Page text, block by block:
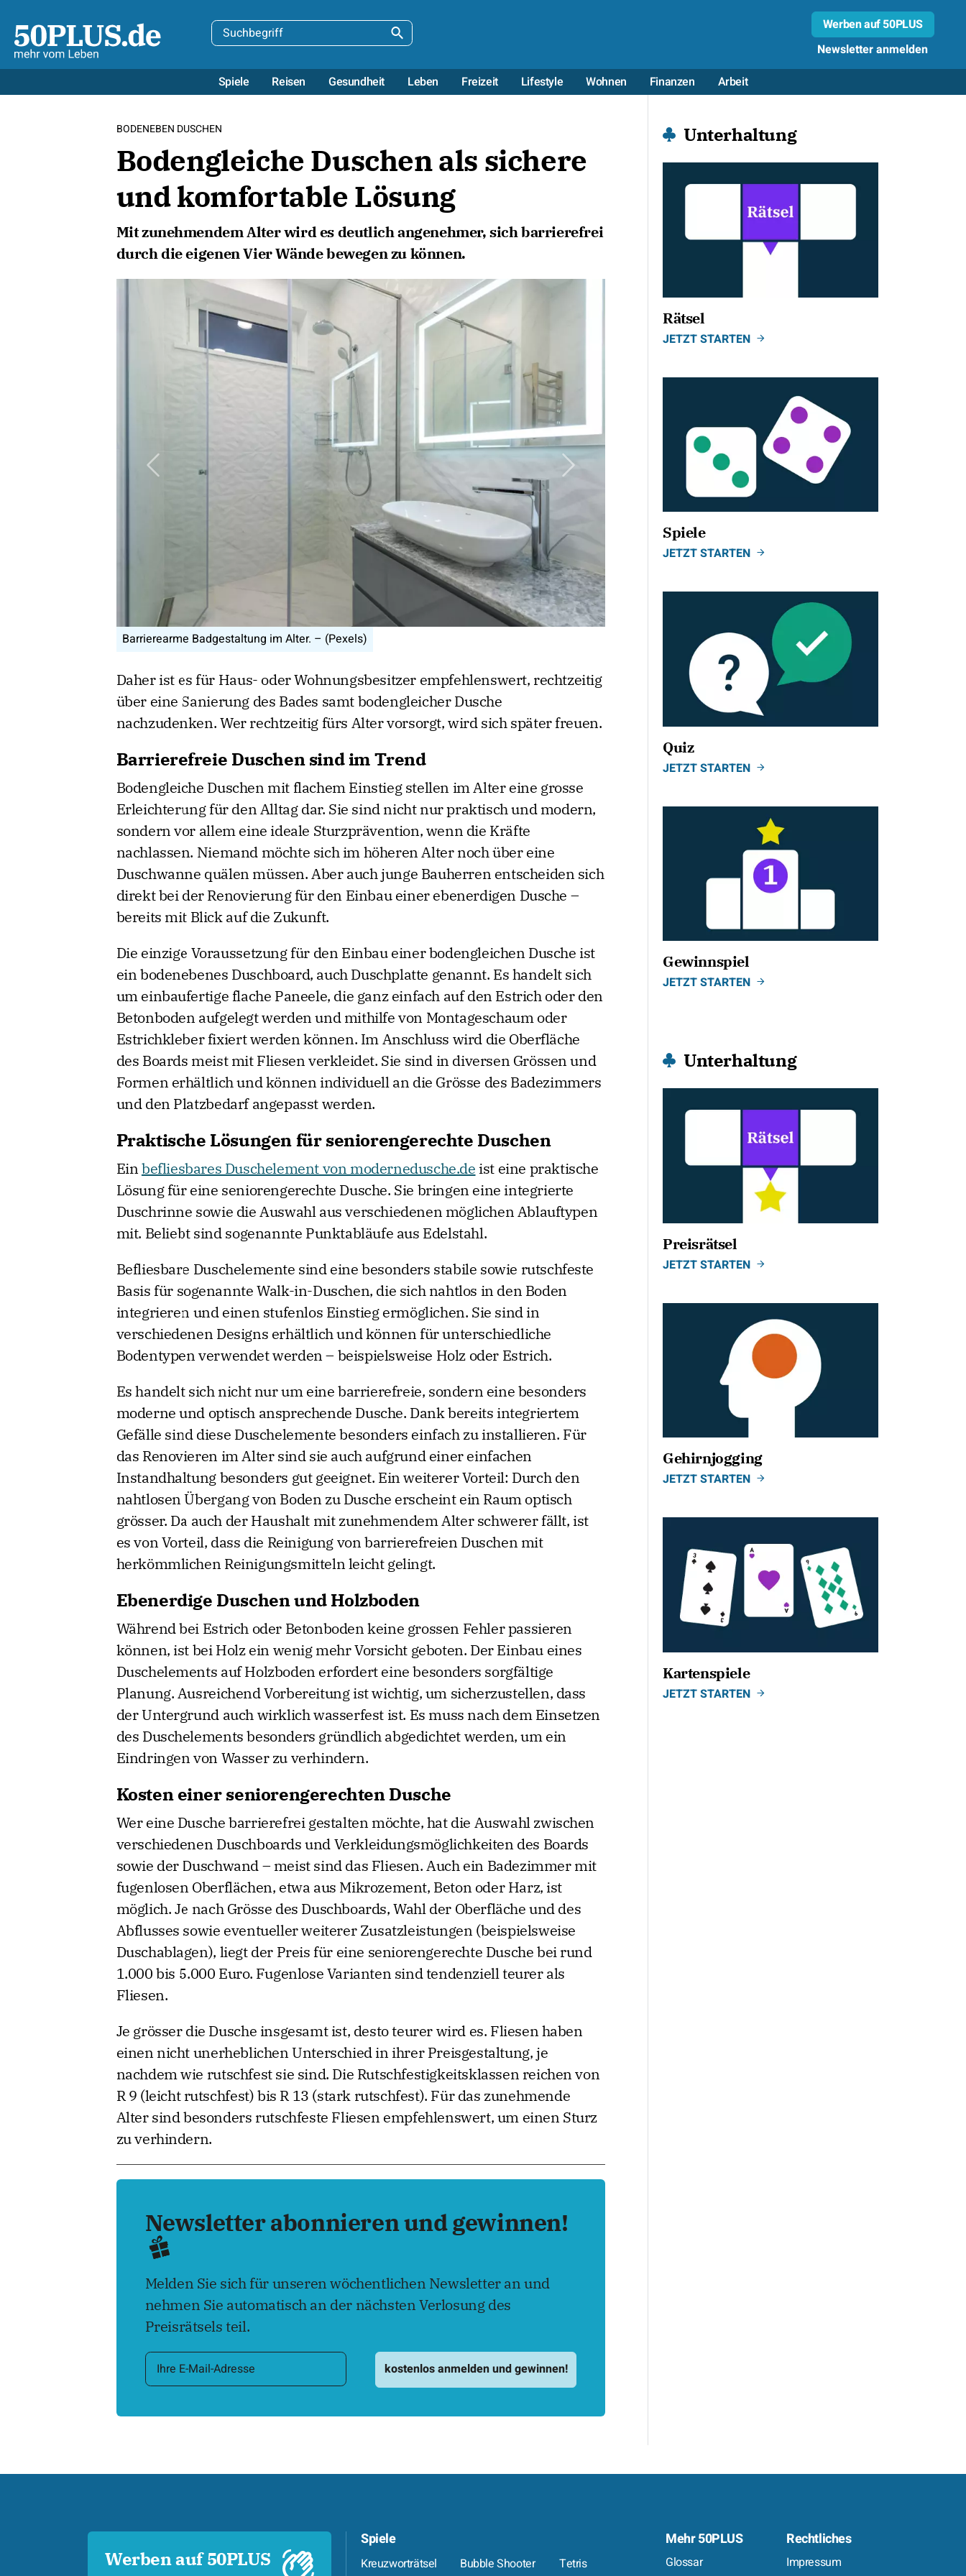
Werben auf 50PLUS
Newsletter anmelden
Spiele
Reisen Gesundheit Leben Freizeit Lifestyle Wohnen Finanzen Arbeit
BODENEBEN DUSCHEN
Bodengleiche Duschen als sichere
und komfortable Lösung
Mit zunehmendem Alter wird es deutlich angenehmer, sich barrierefrei
durch die eigenen Vier Wände bewegen zu können.
Barrierearme Badgestaltung im Alter. – (Pixabay)
Vorheriges Bild Nächstes Bild
Daher ist es für Haus- oder Wohnungsbesitzer empfehlenswert, rechtzeitig
über eine Sanierung des Bades samt bodengleicher Dusche
nachzudenken. Wer rechtzeitig fürs Alter vorsorgt, wird sich später freuen.
Barrierefreie Duschen sind im Trend
Bodengleiche Duschen mit flachem Einstieg stellen im Alter eine grosse
Erleichterung für den Alltag dar. Sie sind nicht nur praktisch und modern,
sondern vor allem eine ideale Sturzprävention, wenn die Kräfte
nachlassen. Niemand möchte sich im höheren Alter noch über eine
Duschwanne quälen müssen. Aber auch junge Bauherren entscheiden sich
direkt bei der Renovierung für den Einbau einer ebenerdigen Dusche –
bereits mit Blick auf die Zukunft.
Die einzige Voraussetzung für den Einbau einer bodengleichen Dusche ist
ein bodenebenes Duschboard, auch Duschplatte genannt. Es handelt sich
um einbaufertige flache Paneele, die ganz einfach auf den Estrich oder den
Betonboden aufgelegt werden und mithilfe von Montageschaum oder
Estrichkleber fixiert werden können. Im Anschluss wird die Oberfläche
des Boards meist mit Fliesen verkleidet. Sie sind in diversen Grössen und
Formen erhältlich und können individuell an die Grösse des Badezimmers
und den Platzbedarf angepasst werden.
Praktische Lösungen für seniorengerechte Duschen
Einbefliesbares Duschelement von modernedusche.de ist eine praktische
Lösung für eine seniorengerechte Dusche. Sie bringen eine integrierte
Duschrinne sowie die Auswahl aus verschiedenen möglichen Ablauftypen
mit. Beliebt sind sogenannte Punktabläufe aus Edelstahl.
Befliesbare Duschelemente sind eine besonders stabile sowie rutschfeste
Basis für sogenannte Walk-in-Duschen, die sich nahtlos in den Boden
integrieren und einen stufenlos Einstieg ermöglichen. Sie sind in
verschiedenen Designs erhältlich und können für unterschiedliche
Bodentypen verwendet werden – beispielsweise Holz oder Estrich.
Es handelt sich nicht nur um eine barrierefreie, sondern eine besonders
moderne und optisch ansprechende Dusche. Dank bereits integriertem
Gefälle sind diese Duschelemente besonders einfach zu installieren. Für
das Renovieren im Alter sind sie auch aufgrund einer einfachen
Instandhaltung besonders gut geeignet. Ein weiterer Vorteil: Durch den
nahtlosen Übergang von Boden zu Dusche erscheint ein Raum optisch
grösser. Da auch der Haushalt mit zunehmendem Alter schwerer fällt, ist
es von Vorteil, dass die Reinigung von barrierefreien Duschen mit
herkömmlichen Reinigungsmitteln leicht gelingt.
Ebenerdige Duschen und Holzboden
Während bei Estrich oder Betonboden keine grossen Fehler passieren
können, ist bei Holz ein wenig mehr Vorsicht geboten. Der Einbau eines
Duschelements auf Holzboden erfordert eine besonders sorgfältige
Planung. Ausreichend Vorbereitung ist wichtig, um sicherzustellen, dass
der Untergrund auch wirklich wasserfest ist. Es muss nach dem Einsetzen
des Duschelements besonders gründlich abgedichtet werden, um ein
Eindringen von Wasser zu verhindern.
Kosten einer seniorengerechten Dusche
Wer eine Dusche barrierefrei gestalten möchte, hat die Auswahl zwischen
verschiedenen Duschboards und Verkleidungsmöglichkeiten des Boards
sowie der Duschwand – meist sind das Fliesen. Auch ein Badezimmer mit
fugenlosen Oberflächen, etwa aus Mikrozement, Beton oder Harz, ist
möglich. Je nach Grösse des Duschboards, Wahl der Oberfläche und des
Abflusses sowie eventueller weiterer Zusatzleistungen (beispielsweise
Duschablagen), liegt der Preis für eine seniorengerechte Dusche bei rund
1.000 bis 5.000 Euro. Fugenlose Varianten sind tendenziell teurer als
Fliesen.
Je grösser die Dusche insgesamt ist, desto teurer wird es. Fliesen haben
einen nicht unerheblichen Unterschied in ihrer Preisgestaltung, je
nachdem wie rutschfest sie sind. Die Rutschfestigkeitsklassen reichen von
R 9 (leicht rutschfest) bis R 13 (stark rutschfest). Für das zunehmende
Alter sind besonders rutschfeste Fliesen empfehlenswert, um einen Sturz
zu verhindern.
Newsletter abonnieren und gewinnen!
Melden Sie sich für unseren wöchentlichen Newsletter an und
nehmen Sie automatisch an der nächsten Verlosung des
Preisrätsels teil.
Unterhaltung
Rätsel
JETZT STARTEN
Spiele
JETZT STARTEN
Quiz
JETZT STARTEN
Gewinnspiel
JETZT STARTEN
Unterhaltung
Preisrätsel
JETZT STARTEN
Gehirnjogging
JETZT STARTEN
Kartenspiele
JETZT STARTEN
Werben auf 50PLUS
Spiele
Kreuzworträtsel
Bubble Shooter
Tetris
Mehr 50PLUS
Glossar
Rechtliches
Impressum